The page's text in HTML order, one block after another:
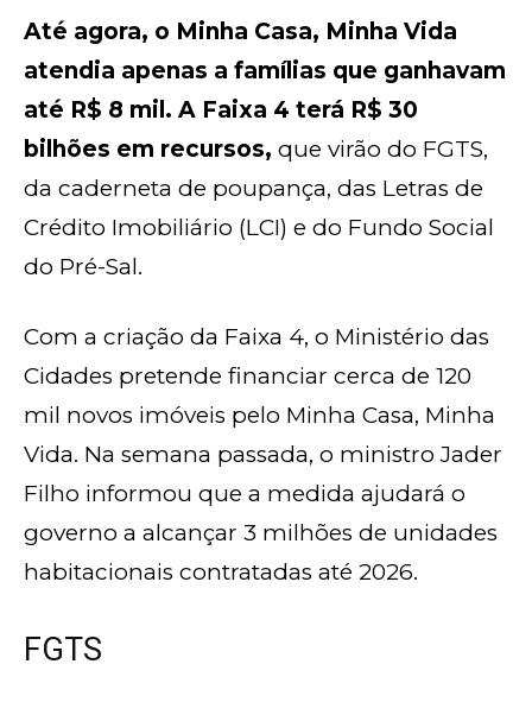
Até agora, o Minha Casa, Minha Vida
atendia apenas a famílias que ganhavam
até R$ 8 mil. A Faixa 4 terá R$ 30
bilhões em recursos, que virão do FGTS,
da caderneta de poupança, das Letras de
Crédito Imobiliário (LCI) e do Fundo Social
do Pré-Sal.
Com a criação da Faixa 4, o Ministério das
Cidades pretende financiar cerca de 120
mil novos imóveis pelo Minha Casa, Minha
Vida. Na semana passada, o ministro Jader
Filho informou que a medida ajudará o
governo a alcançar 3 milhões de unidades
habitacionais contratadas até 2026.
FGTS